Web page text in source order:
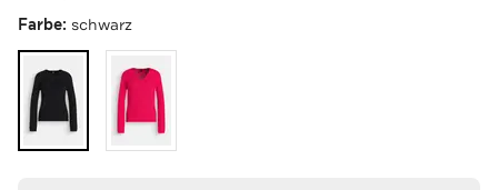
Farbe: schwarz